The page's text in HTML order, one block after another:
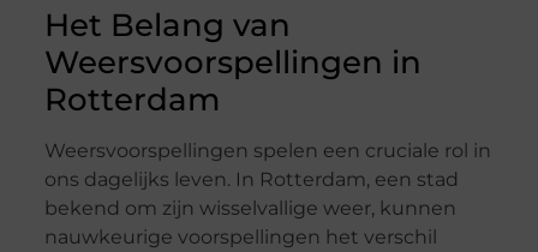
Het Belang van
Weersvoorspellingen in
Rotterdam
Weersvoorspellingen spelen een cruciale rol in
ons dagelijks leven. In Rotterdam, een stad
bekend om zijn wisselvallige weer, kunnen
nauwkeurige voorspellingen het verschil